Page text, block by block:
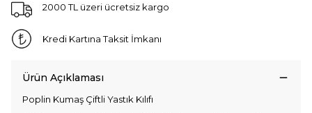
2000 TL üzeri ücretsiz kargo
Kredi Kartına Taksit İmkanı
Ürün Açıklaması
Poplin Kumaş Çiftli Yastık Kılıfı